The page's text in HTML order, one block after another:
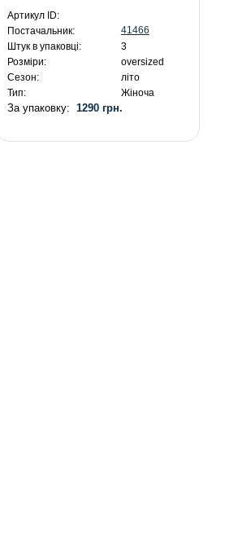
Артикул ID:
Постачальник:
41466
Штук в упаковці:
3
Розміри:
oversized
Сезон:
літо
Тип:
Жіноча
За упаковку: 1290 грн.